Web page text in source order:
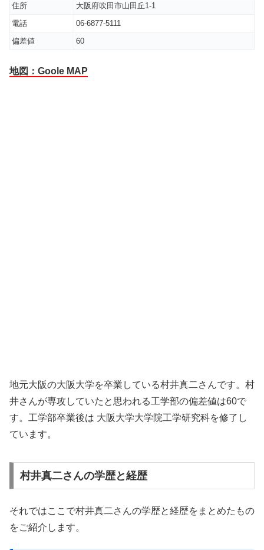
住所
大阪府吹田市山田丘1-1
電話
06-6877-5111
偏差値
60
地図：Goole MAP
地元大阪の大阪大学を卒業している村井真二さんです。村
井さんが専攻していたと思われる工学部の偏差値は60で
す。工学部卒業後は 大阪大学大学院工学研究科を修了し
ています。
村井真二さんの学歴と経歴
それではここで村井真二さんの学歴と経歴をまとめたもの
をご紹介します。